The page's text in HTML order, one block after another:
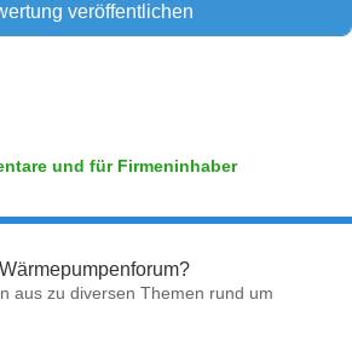
und für Firmeninhaber
aus zu diversen Themen rund um